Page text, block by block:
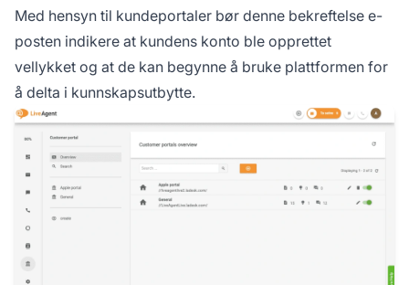
Med hensyn til kundeportaler bør denne bekreftelse e-
posten indikere at kundens konto ble opprettet
vellykket og at de kan begynne å bruke plattformen for
å delta i kunnskapsutbytte.